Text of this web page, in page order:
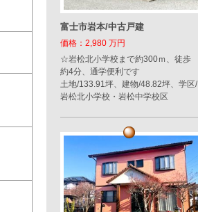
富士市岩本/中古戸建
価格：2,980 万円
☆岩松北小学校まで約300ｍ、徒歩
約4分、通学便利です
土地/133.91坪、建物/48.82坪、学区/
岩松北小学校・岩松中学校区